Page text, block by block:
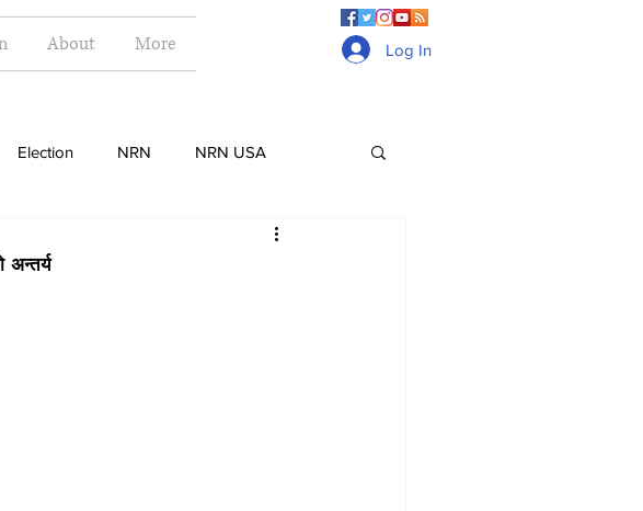
About More Log In
Election NRN NRN USA
Lifestyle
अन्तर्य